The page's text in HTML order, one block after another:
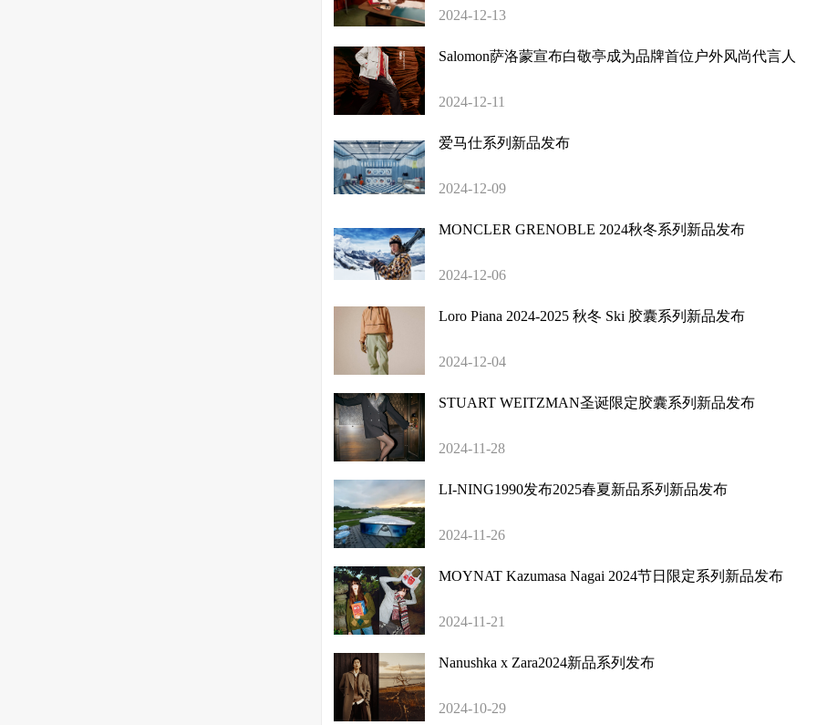
2024-12-13
Salomon萨洛蒙宣布白敬亭成为品牌首位户外风尚代言人
2024-12-11
爱马仕系列新品发布
2024-12-09
MONCLER GRENOBLE 2024秋冬系列新品发布
2024-12-06
Loro Piana 2024-2025 秋冬 Ski 胶囊系列新品发布
2024-12-04
STUART WEITZMAN圣诞限定胶囊系列新品发布
2024-11-28
LI-NING1990发布2025春夏新品系列新品发布
2024-11-26
MOYNAT Kazumasa Nagai 2024节日限定系列新品发布
2024-11-21
Nanushka x Zara2024新品系列发布
2024-10-29